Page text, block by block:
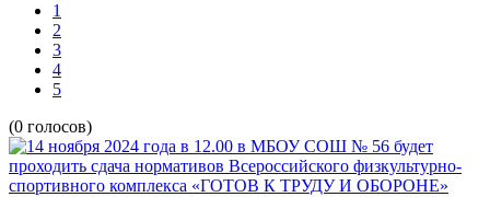
1
2
3
4
5
(0 голосов)